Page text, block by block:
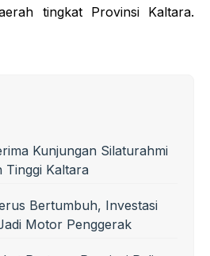
tingkat Provinsi Kaltara.
Kunjungan Silaturahmi
Tinggi Kaltara
Bertumbuh, Investasi
Motor Penggerak